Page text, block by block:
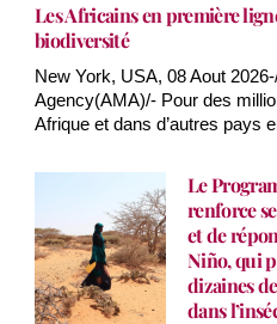
Les Africains en première
biodiversité
New York, USA, 08 Aout
Agency(AMA)/- Pour des
Afrique et dans d’autres pays
Le
renforce
et de
Niño, qui
dizaines
dans